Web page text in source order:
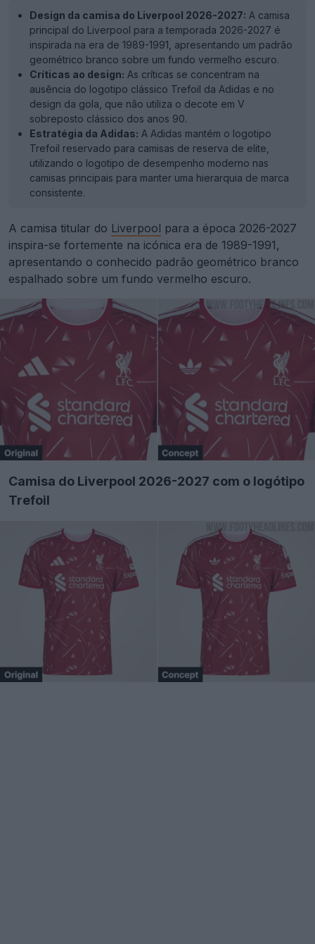
Design da camisa do Liverpool 2026-2027: A camisa
principal do Liverpool para a temporada 2026-2027 é
inspirada na era de 1989-1991, apresentando um padrão
geométrico branco sobre um fundo vermelho escuro.
Críticas ao design: As críticas se concentram na
ausência do logotipo clássico Trefoil da Adidas e no
design da gola, que não utiliza o decote em V
sobreposto clássico dos anos 90.
Estratégia da Adidas: A Adidas mantém o logotipo
Trefoil reservado para camisas de reserva de elite,
utilizando o logotipo de desempenho moderno nas
camisas principais para manter uma hierarquia de marca
consistente.
A camisa titular do Liverpool para a época 2026-2027
inspira-se fortemente na icónica era de 1989-1991,
apresentando o conhecido padrão geométrico branco
espalhado sobre um fundo vermelho escuro.
Camisa do Liverpool 2026-2027 com o logótipo
Trefoil